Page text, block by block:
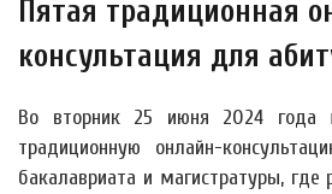
Пятая традиционная
консультация для
Во вторник 25 июня 2024 года
традиционную онлайн-
бакалавриата и магистратуры,